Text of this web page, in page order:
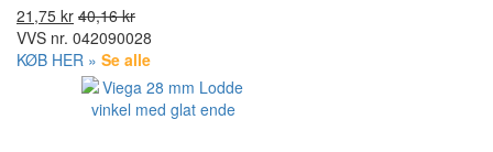
21,75 kr 40,16 kr
VVS nr. 042090028
KØB HER » Se alle